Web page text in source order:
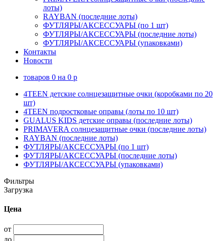
лоты)
RAYBAN (последние лоты)
ФУТЛЯРЫ/АКСЕССУАРЫ (по 1 шт)
ФУТЛЯРЫ/АКСЕССУАРЫ (последние лоты)
ФУТЛЯРЫ/АКСЕССУАРЫ (упаковками)
Контакты
Новости
товаров 0 на 0 p
4TEEN детские солнцезащитные очки (коробками по 20
шт)
4TEEN подростковые оправы (лоты по 10 шт)
GUALUS KIDS детские оправы (последние лоты)
PRIMAVERA солнцезащитные очки (последние лоты)
RAYBAN (последние лоты)
ФУТЛЯРЫ/АКСЕССУАРЫ (по 1 шт)
ФУТЛЯРЫ/АКСЕССУАРЫ (последние лоты)
ФУТЛЯРЫ/АКСЕССУАРЫ (упаковками)
Фильтры
Загрузка
Цена
от
до